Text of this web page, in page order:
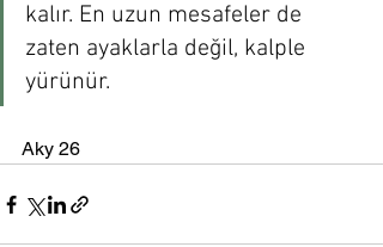
kalır. En uzun mesafeler de
zaten ayaklarla değil, kalple
yürünür.
Aky 26